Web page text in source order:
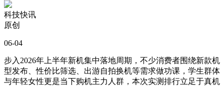
科技快讯
原创
06-04
步入2026年上半年新机集中落地周期，不少消费者围绕新款机
型发布、性价比筛选、出游自拍换机等需求做功课，学生群体
与年轻女性更是当下购机主力人群，本次实测排行立足于真机